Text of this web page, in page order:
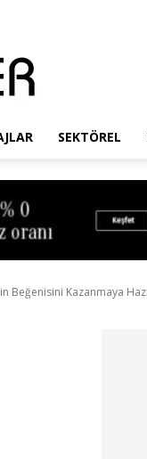
SEKTÖREL
Beğenisini Kazanmaya